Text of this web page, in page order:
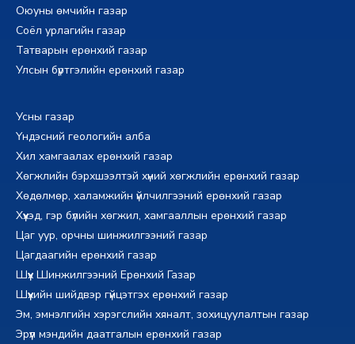
Оюуны өмчийн газар
Соёл урлагийн газар
Татварын ерөнхий газар
Улсын бүртгэлийн ерөнхий газар
Усны газар
Үндэсний геологийн алба
Хил хамгаалах ерөнхий газар
Хөгжлийн бэрхшээлтэй хүний хөгжлийн ерөнхий газар
Хөдөлмөр, халамжийн үйлчилгээний ерөнхий газар
Хүүхэд, гэр бүлийн хөгжил, хамгааллын ерөнхий газар
Цаг уур, орчны шинжилгээний газар
Цагдаагийн ерөнхий газар
Шүүх Шинжилгээний Ерөнхий Газар
Шүүхийн шийдвэр гүйцэтгэх ерөнхий газар
Эм, эмнэлгийн хэрэгслийн хяналт, зохицуулалтын газар
Эрүүл мэндийн даатгалын ерөнхий газар